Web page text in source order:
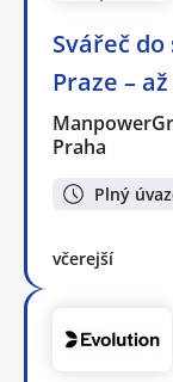
Svářeč
Praze –
Praha
Plný
včerejší